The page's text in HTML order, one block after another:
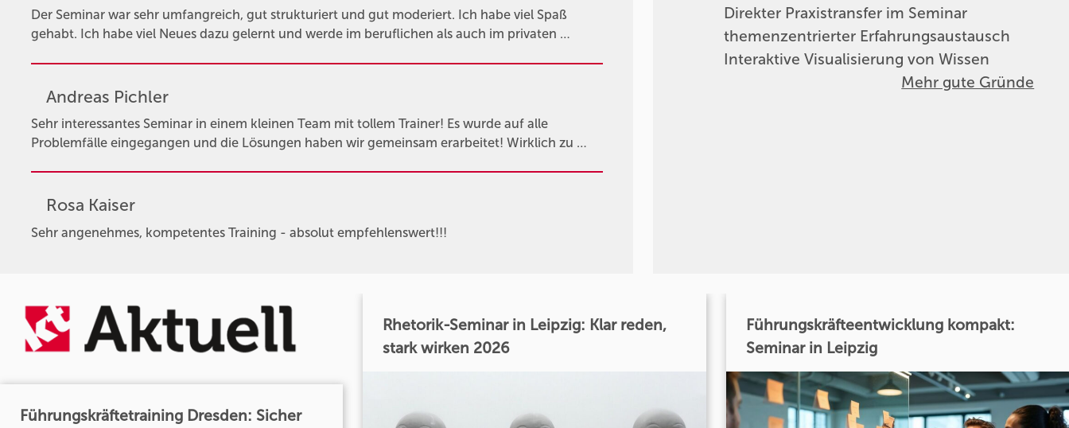
Der Seminar war sehr umfangreich, gut strukturiert und gut moderiert. Ich habe viel Spaß
gehabt. Ich habe viel Neues dazu gelernt und werde im beruflichen als auch im privaten …
Andreas Pichler
Sehr interessantes Seminar in einem kleinen Team mit tollem Trainer! Es wurde auf alle
Problemfälle eingegangen und die Lösungen haben wir gemeinsam erarbeitet! Wirklich zu …
Rosa Kaiser
Sehr angenehmes, kompetentes Training - absolut empfehlenswert!!!
Direkter Praxistransfer im Seminar
themenzentrierter Erfahrungsaustausch
Interaktive Visualisierung von Wissen
Mehr gute Gründe
Führungskräftetraining Dresden: Sicher
Rhetorik-Seminar in Leipzig: Klar reden,
stark wirken 2026
Führungskräfteentwicklung kompakt:
Seminar in Leipzig